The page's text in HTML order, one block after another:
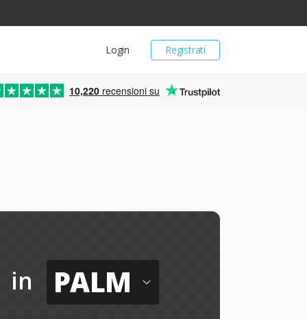
Registrati
Login
10,220 recensioni su
in PALM